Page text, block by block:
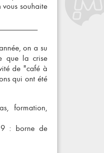
souhaite
on a su
que la crise
de "café à
qui ont été
formation,
: borne de